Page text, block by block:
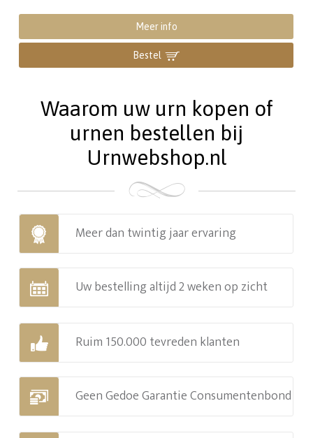
Meer info
Bestel
Waarom uw urn kopen of
urnen bestellen bij
Urnwebshop.nl
Meer dan twintig jaar ervaring
Uw bestelling altijd 2 weken op zicht
Ruim 150.000 tevreden klanten
Geen Gedoe Garantie Consumentenbond